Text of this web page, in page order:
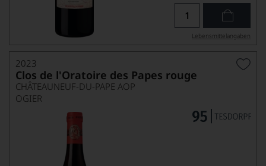
Lebensmittel­angaben
2023
Clos de l'Oratoire des Papes rouge
CHÂTEAUNEUF-DU-PAPE AOP
OGIER